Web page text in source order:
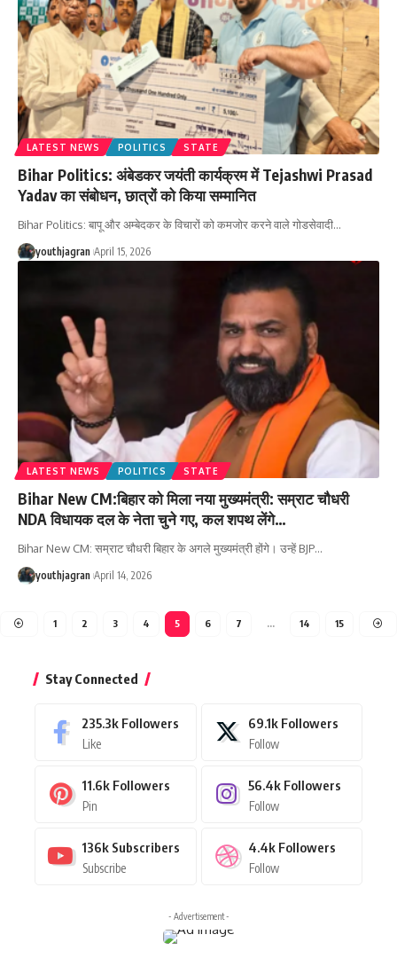
LATEST NEWS POLITICS STATE
Bihar Politics: अंबेडकर जयंती कार्यक्रम में Tejashwi Prasad
Yadav का संबोधन, छात्रों को किया सम्मानित
Bihar Politics: बापू और अम्बेदकर के विचारों को कमजोर करने वाले गोडसेवादी…
youthjagran April 15, 2026
LATEST NEWS POLITICS STATE
Bihar New CM:बिहार को मिला नया मुख्यमंत्री: सम्राट चौधरी
NDA विधायक दल के नेता चुने गए, कल शपथ लेंगे…
Bihar New CM: सम्राट चौधरी बिहार के अगले मुख्यमंत्री होंगे। उन्हें BJP…
youthjagran April 14, 2026
1 2 3 4 5 6 7 … 14 15
Stay Connected
235.3k Followers
Like
69.1k Followers
Follow
11.6k Followers
Pin
56.4k Followers
Follow
136k Subscribers
Subscribe
4.4k Followers
Follow
- Advertisement -